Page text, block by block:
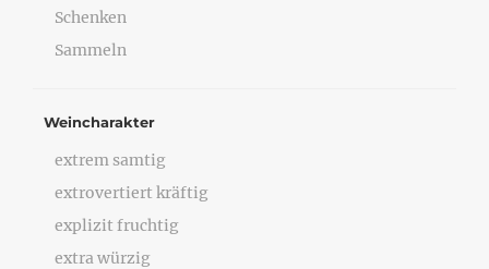
Schenken
Sammeln
Weincharakter
extrem samtig
extrovertiert kräftig
explizit fruchtig
extra würzig